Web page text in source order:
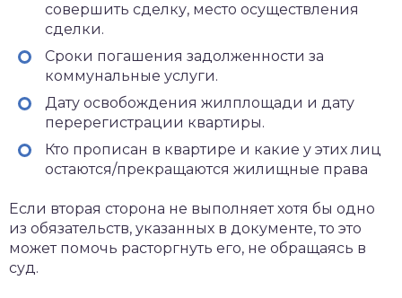
совершить сделку, место осуществления
сделки.
Сроки погашения задолженности за
коммунальные услуги.
Дату освобождения жилплощади и дату
перерегистрации квартиры.
Кто прописан в квартире и какие у этих лиц
остаются/прекращаются жилищные права
Если вторая сторона не выполняет хотя бы одно
из обязательств, указанных в документе, то это
может помочь расторгнуть его, не обращаясь в
суд.